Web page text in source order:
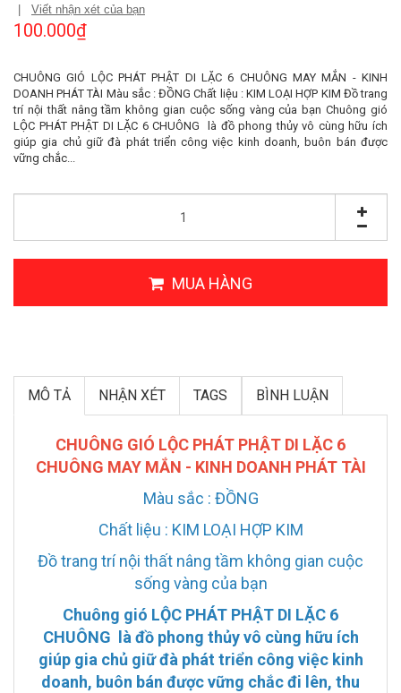
Viết nhận xét của bạn
100.000₫
CHUÔNG GIÓ LỘC PHÁT PHẬT DI LẶC 6 CHUÔNG MAY MẮN - KINH
DOANH PHÁT TÀI Màu sắc : ĐỒNG Chất liệu : KIM LOẠI HỢP KIM Đồ trang
trí nội thất nâng tầm không gian cuộc sống vàng của bạn Chuông gió
LỘC PHÁT PHẬT DI LẶC 6 CHUÔNG là đồ phong thủy vô cùng hữu ích
giúp gia chủ giữ đà phát triển công việc kinh doanh, buôn bán được
vững chắc...
MUA HÀNG
MÔ TẢ NHẬN XÉT TAGS BÌNH LUẬN
CHUÔNG GIÓ LỘC PHÁT PHẬT DI LẶC 6
CHUÔNG MAY MẮN - KINH DOANH PHÁT TÀI
Màu sắc : ĐỒNG
Chất liệu : KIM LOẠI HỢP KIM
Đồ trang trí nội thất nâng tầm không gian cuộc
sống vàng của bạn
Chuông gió LỘC PHÁT PHẬT DI LẶC 6
CHUÔNG là đồ phong thủy vô cùng hữu ích
giúp gia chủ giữ đà phát triển công việc kinh
doanh, buôn bán được vững chắc đi lên, thu